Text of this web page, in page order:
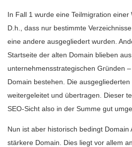
In Fall 1 wurde eine Teilmigration einer
D.h., dass nur bestimmte
eine andere ausgegliedert wurden.
Startseite der alten Domain blieben aus
unternehmensstrategischen Gründen
Domain bestehen. Die
weitergeleitet und übertragen. Dieser
SEO-Sicht also in der Summe gut
Nun ist aber historisch bedingt Domain
stärkere Domain. Dies liegt vor allem